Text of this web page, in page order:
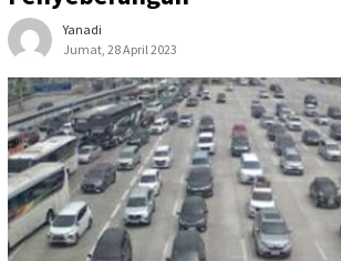
Yanadi
Jumat, 28 April 2023